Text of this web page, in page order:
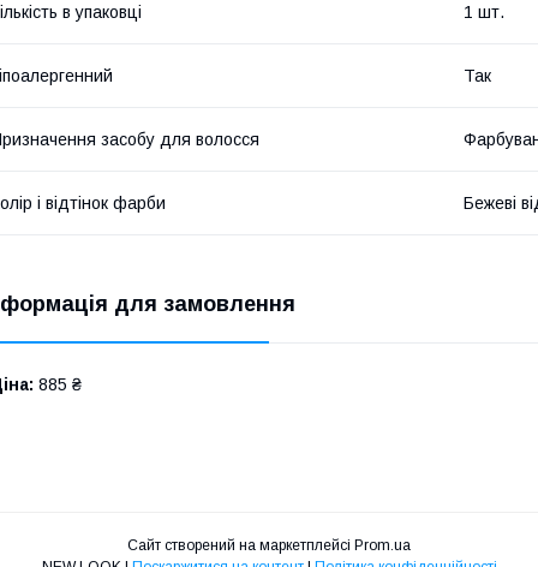
в упаковці 1 шт.
Так
засобу для волосся
і відтінок фарби Бежеві
для замовлення
885 ₴
Сайт створений на маркетплейсі Prom.ua